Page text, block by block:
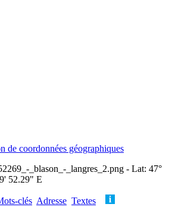
de coordonnées géographiques
_blason_-_langres_2.png - Lat: 47°
52.29" E
clés Adresse Textes